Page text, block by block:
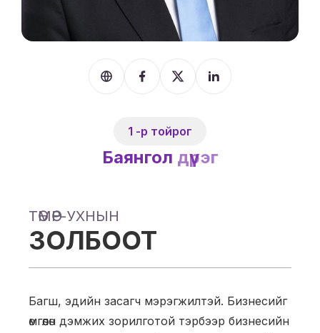
1 -р тойрог
Баянгол дүүрэг
ТӨМӨР-УХНЫН
ЗОЛБООТ
Багш, эдийн засагч мэрэгжилтэй. Бизнесийг
өмгөөлөн дэмжих зорилготой тэрбээр бизнесийн